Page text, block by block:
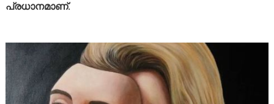
പ്രധാനമാണ്.